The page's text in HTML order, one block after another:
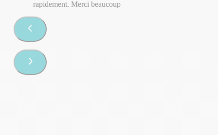
rapidement. Merci beaucoup